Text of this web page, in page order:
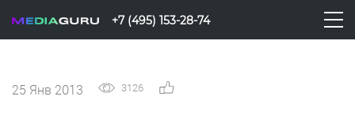
+7 (495) 153-28-74
25 Янв 2013 3126